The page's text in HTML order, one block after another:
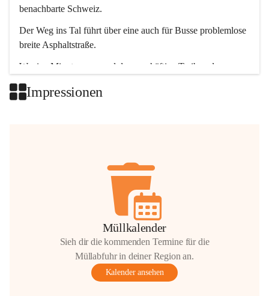
benachbarte Schweiz.
Der Weg ins Tal führt über eine auch für Busse problemlose
breite Asphaltstraße.
Wenige Minuten nur, und das geschäftige Treiben der
Impressionen
Müllkalender
Sieh dir die kommenden Termine für die
Müllabfuhr in deiner Region an.
Kalender ansehen